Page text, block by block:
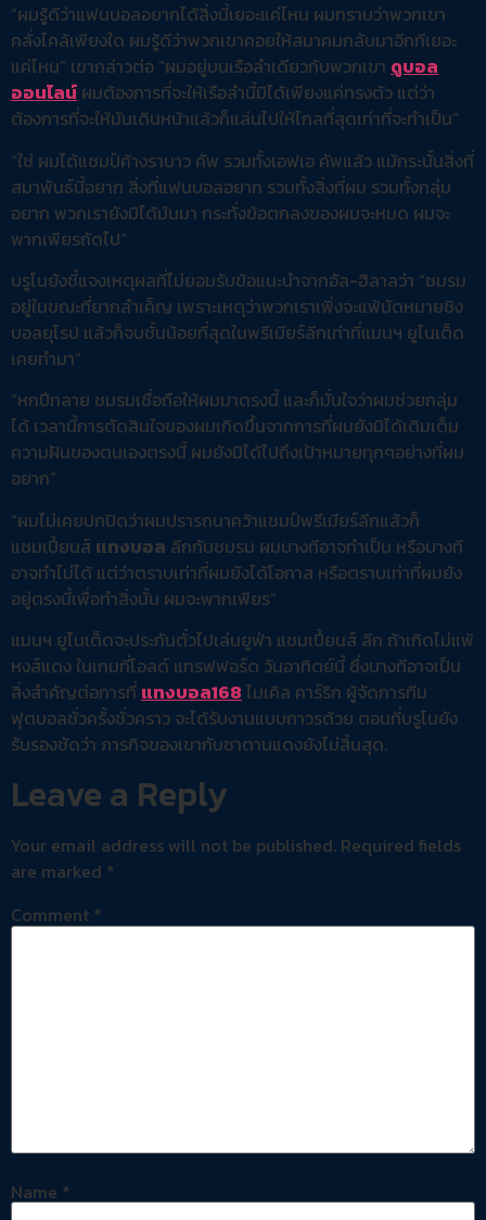
“ผมรู้ดีว่าแฟนบอลอยากได้สิ่งนี้เยอะแค่ไหน ผมทราบว่าพวกเขา
คลั่งไคล้เพียงใด ผมรู้ดีว่าพวกเขาคอยให้สมาคมกลับมาอีกทีเยอะ
แค่ไหน” เขากล่าวต่อ “ผมอยู่บนเรือลำเดียวกับพวกเขา ดูบอล
ออนไลน์ ผมต้องการที่จะให้เรือลำนี้มิได้เพียงแค่ทรงตัว แต่ว่า
ต้องการที่จะให้มันเดินหน้าแล้วก็แล่นไปให้ไกลที่สุดเท่าที่จะทำเป็น”
“ใช่ ผมได้แชมป์ค้างราบาว คัพ รวมทั้งเอฟเอ คัพแล้ว แม้กระนั้นสิ่งที่
สมาพันธ์นี้อยาก สิ่งที่แฟนบอลอยาก รวมทั้งสิ่งที่ผม รวมทั้งกลุ่ม
อยาก พวกเรายังมิได้มันมา กระทั่งข้อตกลงของผมจะหมด ผมจะ
พากเพียรถัดไป”
บรูโนยังชี้แจงเหตุผลที่ไม่ยอมรับข้อแนะนำจากอัล-ฮิลาลว่า “ชมรม
อยู่ในขณะที่ยากลำเค็ญ เพราะเหตุว่าพวกเราเพิ่งจะแพ้นัดหมายชิง
บอลยุโรป แล้วก็จบชั้นน้อยที่สุดในพรีเมียร์ลีกเท่าที่แมนฯ ยูไนเต็ด
เคยทำมา”
“หกปีกลาย ชมรมเชื่อถือให้ผมมาตรงนี้ และก็มั่นใจว่าผมช่วยกลุ่ม
ได้ เวลานี้การตัดสินใจของผมเกิดขึ้นจากการที่ผมยังมิได้เติมเต็ม
ความฝันของตนเองตรงนี้ ผมยังมิได้ไปถึงเป้าหมายทุกๆอย่างที่ผม
อยาก”
“ผมไม่เคยปกปิดว่าผมปรารถนาคว้าแชมป์พรีเมียร์ลีกแล้วก็
แชมเปี้ยนส์ แทงบอล ลีกกับชมรม ผมบางทีอาจทำเป็น หรือบางที
อาจทำไม่ได้ แต่ว่าตราบเท่าที่ผมยังได้โอกาส หรือตราบเท่าที่ผมยัง
อยู่ตรงนี้เพื่อทำสิ่งนั้น ผมจะพากเพียร”
แมนฯ ยูไนเต็ดจะประกันตั๋วไปเล่นยูฟ่า แชมเปี้ยนส์ ลีก ถ้าเกิดไม่แพ้
หงส์แดง ในเกมที่โอลด์ แทรฟฟอร์ด วันอาทิตย์นี้ ซึ่งบางทีอาจเป็น
สิ่งสำคัญต่อการที่ แทงบอล168 ไมเคิล คาร์ริก ผู้จัดการทีม
ฟุตบอลชั่วครั้งชั่วคราว จะได้รับงานแบบถาวรด้วย ตอนที่บรูโนยัง
รับรองชัดว่า ภารกิจของเขากับซาตานแดงยังไม่สิ้นสุด.
Leave a Reply
Your email address will not be published. Required fields
are marked *
Comment *
Name *